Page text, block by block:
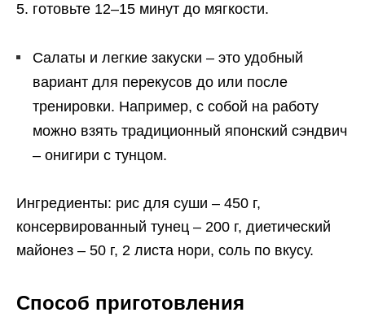
готовьте 12–15 минут до мягкости.
Салаты и легкие закуски – это удобный
вариант для перекусов до или после
тренировки. Например, с собой на работу
можно взять традиционный японский сэндвич
– онигири с тунцом.
Ингредиенты: рис для суши – 450 г,
консервированный тунец – 200 г, диетический
майонез – 50 г, 2 листа нори, соль по вкусу.
Способ приготовления